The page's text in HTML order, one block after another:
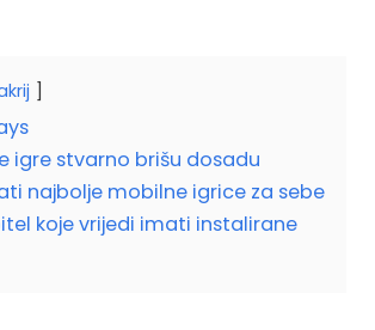
igre stvarno brišu dosadu
najbolje mobilne igrice za sebe
koje vrijedi imati instalirane